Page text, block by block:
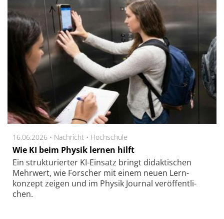
16.06.2026 • Nachricht • Hochschule
Wie KI beim Physik lernen hilft
Ein struk­tu­rier­ter KI-Ein­satz bringt di­dak­ti­schen
Mehr­wert, wie For­scher mit einem neuen Lern­
konzept zei­gen und im Phy­sik Jour­nal ver­öf­fent­li­
chen.